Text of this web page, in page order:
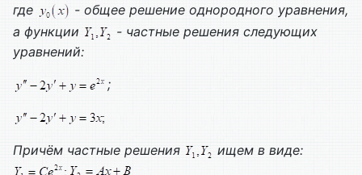
где
- общее решение однородного уравнения,
а функции
- частные решения следующих
уравнений:
;
Причём частные решения ищем в виде: